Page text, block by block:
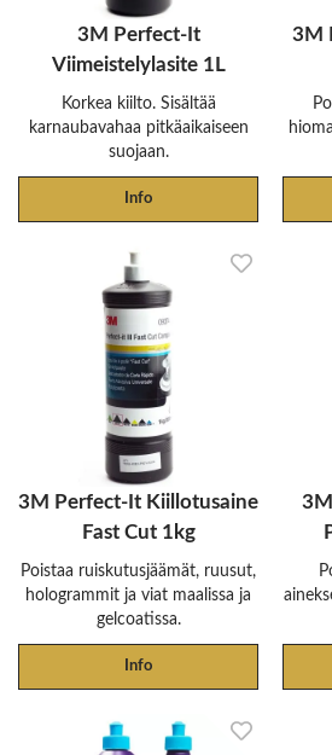
3M Perfect-It
Viimeistelylasite 1L
Korkea kiilto. Sisältää
karnaubavahaa pitkäaikaiseen
suojaan.
Info
3M
3M Perfect-It Kiillotusaine
Fast Cut 1kg
Poistaa ruiskutusjäämät, ruusut,
hologrammit ja viat maalissa ja
gelcoatissa.
Info